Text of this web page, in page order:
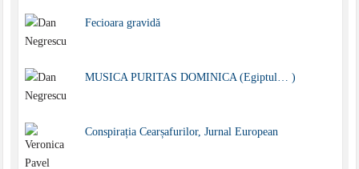
Fecioara gravidă
MUSICA PURITAS DOMINICA (Egiptul… )
Conspirația Cearșafurilor, Jurnal European